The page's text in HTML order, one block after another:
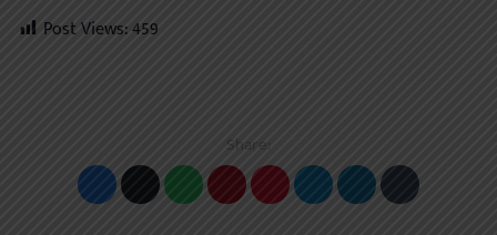
Post Views:459
Share: